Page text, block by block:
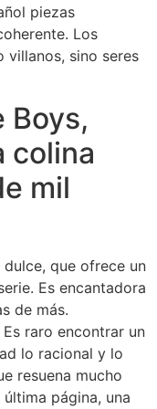
piezas
Los
villanos, sino seres
Boys,
colina
mil
que ofrece un
Es encantadora
de más.
raro encontrar un
lo racional y lo
resuena mucho
página, una